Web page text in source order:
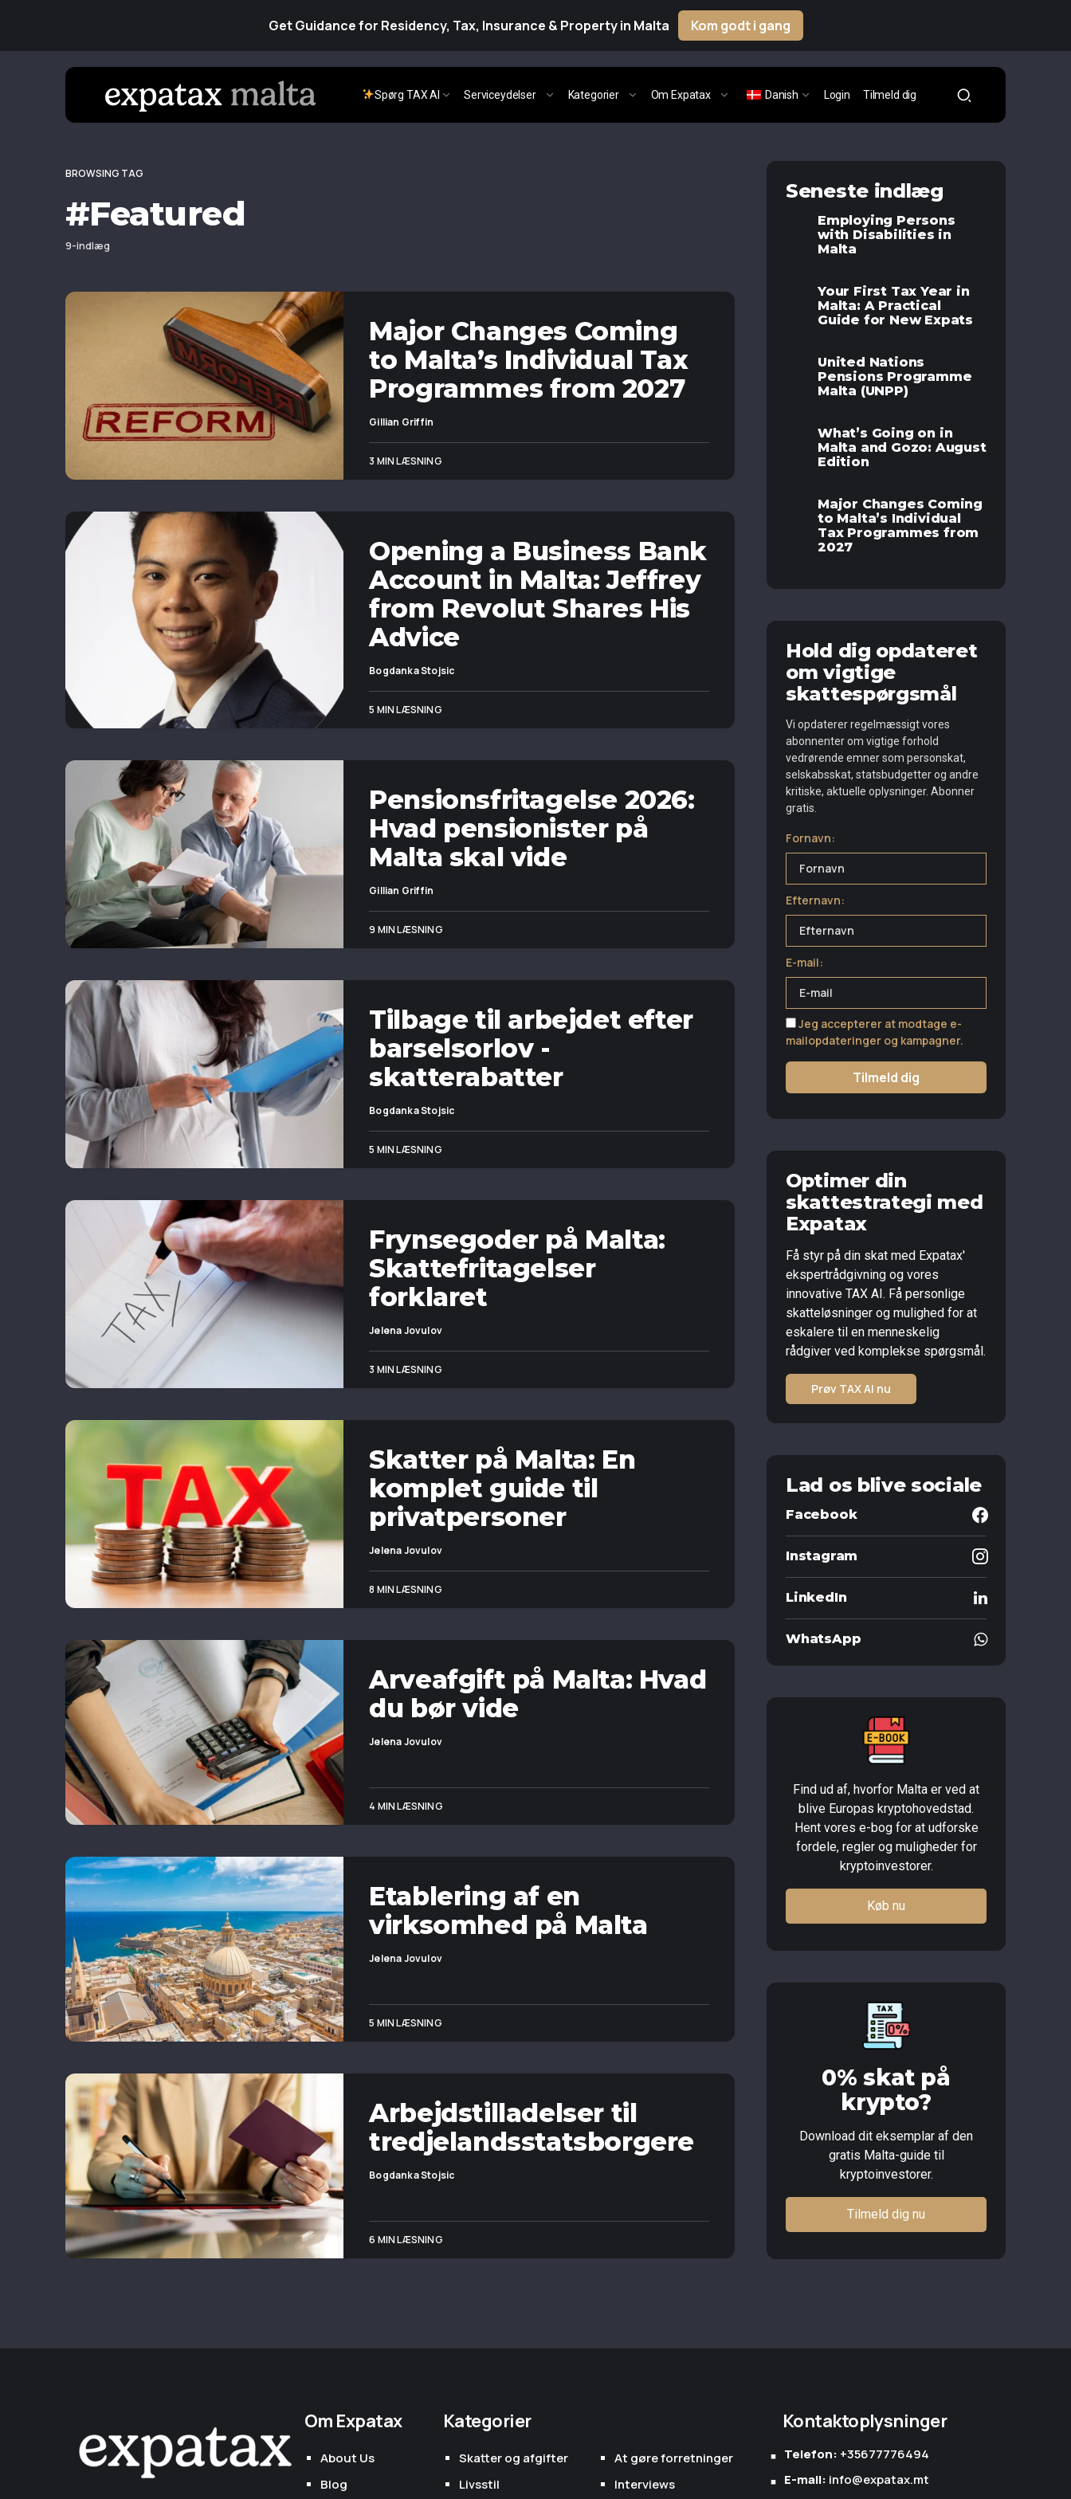
Get Guidance for Residency, Tax, Insurance & Property in Malta Kom godt i gang
Spørg TAX AI Serviceydelser Kategorier Om Expatax Danish Login Tilmeld dig
BROWSING TAG
#Featured
9-indlæg
Major Changes Coming
to Malta’s Individual Tax
Programmes from 2027
Gillian Griffin
3 MIN LÆSNING
Opening a Business Bank
Account in Malta: Jeffrey
from Revolut Shares His
Advice
Bogdanka Stojsic
5 MIN LÆSNING
Pensionsfritagelse 2026:
Hvad pensionister på
Malta skal vide
Gillian Griffin
9 MIN LÆSNING
Tilbage til arbejdet efter
barselsorlov -
skatterabatter
Bogdanka Stojsic
5 MIN LÆSNING
Frynsegoder på Malta:
Skattefritagelser
forklaret
Jelena Jovulov
3 MIN LÆSNING
Skatter på Malta: En
komplet guide til
privatpersoner
Jelena Jovulov
8 MIN LÆSNING
Arveafgift på Malta: Hvad
du bør vide
Jelena Jovulov
4 MIN LÆSNING
Etablering af en
virksomhed på Malta
Jelena Jovulov
5 MIN LÆSNING
Arbejdstilladelser til
tredjelandsstatsborgere
Bogdanka Stojsic
6 MIN LÆSNING
Seneste indlæg
Employing Persons
with Disabilities in
Malta
Your First Tax Year in
Malta: A Practical
Guide for New Expats
United Nations
Pensions Programme
Malta (UNPP)
What’s Going on in
Malta and Gozo: August
Edition
Major Changes Coming
to Malta’s Individual
Tax Programmes from
2027
Hold dig opdateret
om vigtige
skattespørgsmål
Vi opdaterer regelmæssigt vores
abonnenter om vigtige forhold
vedrørende emner som personskat,
selskabsskat, statsbudgetter og andre
kritiske, aktuelle oplysninger. Abonner
gratis.
Fornavn:
Efternavn:
E-mail:
Jeg accepterer at modtage e-
mailopdateringer og kampagner.
Tilmeld dig
Optimer din
skattestrategi med
Expatax
Få styr på din skat med Expatax'
ekspertrådgivning og vores
innovative TAX AI. Få personlige
skatteløsninger og mulighed for at
eskalere til en menneskelig
rådgiver ved komplekse spørgsmål.
Prøv TAX AI nu
Lad os blive sociale
Facebook
Instagram
LinkedIn
WhatsApp
Find ud af, hvorfor Malta er ved at
blive Europas kryptohovedstad.
Hent vores e-bog for at udforske
fordele, regler og muligheder for
kryptoinvestorer.
Køb nu
0% skat på
krypto?
Download dit eksemplar af den
gratis Malta-guide til
kryptoinvestorer.
Tilmeld dig nu
Om Expatax
About Us
Blog
Kategorier
Skatter og afgifter
At gøre forretninger
Livsstil
Interviews
Kontaktoplysninger
Telefon: +35677776494
E-mail: info@expatax.mt